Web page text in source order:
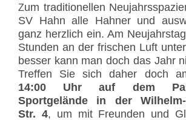
Zum traditionellen
SV Hahn alle Hahner und
ganz herzlich ein. Am
Stunden an der frischen Luft
besser kann man doch das Jahr
Treffen Sie sich daher doch
14:00 Uhr auf dem
Sportgelände in der Wilhelm-
Str. 4, um mit Freunden und